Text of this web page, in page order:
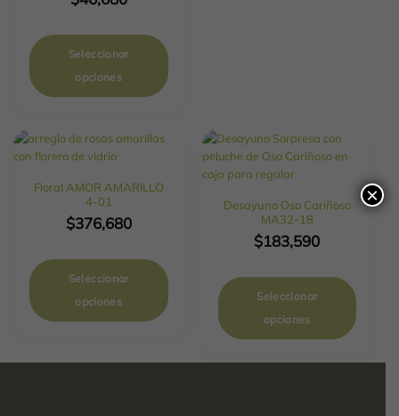
Seleccionar
opciones
Floral AMOR AMARILLO
4-01
$376,680
Seleccionar
opciones
Desayuno Oso Cariñoso
MA32-18
$183,590
Seleccionar
opciones
×